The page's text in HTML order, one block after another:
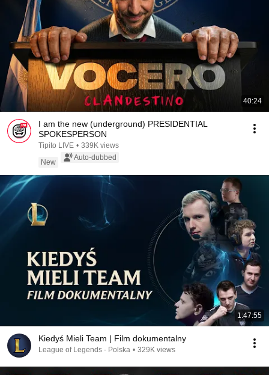
40:24
I am the new (underground) PRESIDENTIAL
SPOKESPERSON
Tipito LIVE • 339K views
New
Auto-dubbed
1:47:55
Kiedyś Mieli Team | Film dokumentalny
League of Legends - Polska • 329K views